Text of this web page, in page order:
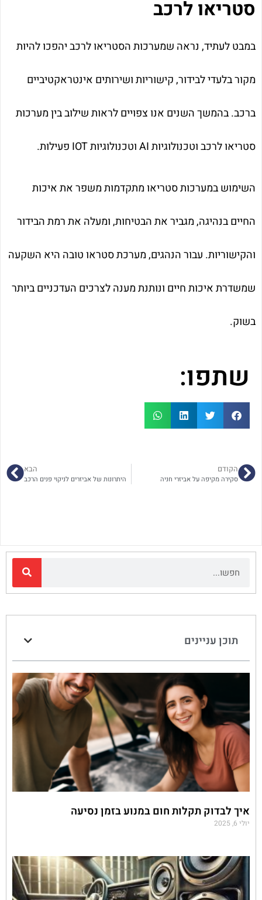
תוכן עניינים
איך לבדוק תקלות חום במנוע בזמן נסיעה
יולי 6, 2025
סטריאו לרכב
במבט לעתיד, נראה שמערכות הסטריאו לרכב יהפכו להיות
מקור בלעדי לבידור, קישוריות ושירותים אינטראקטיביים
ברכב. בהמשך השנים אנו צפויים לראות שילוב בין מערכות
סטריאו לרכב וטכנולוגיות AI וטכנולוגיות IOT פעילות.
השימוש במערכות סטריאו מתקדמות משפר את איכות
החיים בנהיגה, מגביר את הבטיחות, ומעלה את רמת הבידור
והקישוריות. עבור הנהגים, מערכת סטראו טובה היא השקעה
שמשדרת איכות חיים ונותנת מענה לצרכים העדכניים ביותר
בשוק.
שתפו:
הקודם
סקירה מקיפה על אביזרי חניה
הבא
היתרונות של אביזרים לניקוי פנים הרכב